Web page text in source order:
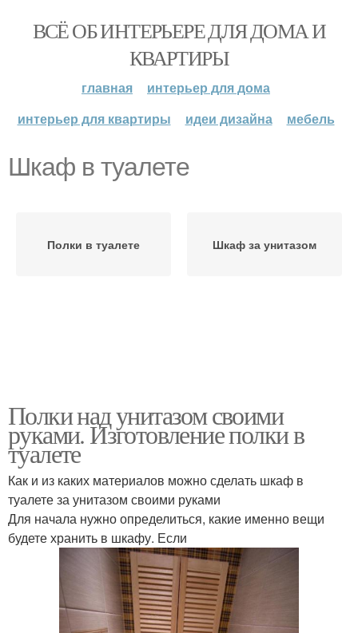
ВСЁ ОБ ИНТЕРЬЕРЕ ДЛЯ ДОМА И
КВАРТИРЫ
главная
интерьер для дома
интерьер для квартиры
идеи дизайна мебель
Шкаф в туалете
Полки в туалете Шкаф за унитазом
Полки над унитазом своими
руками. Изготовление полки в
туалете
Как и из каких материалов можно сделать шкаф в
туалете за унитазом своими руками
Для начала нужно определиться, какие именно вещи
будете хранить в шкафу. Если